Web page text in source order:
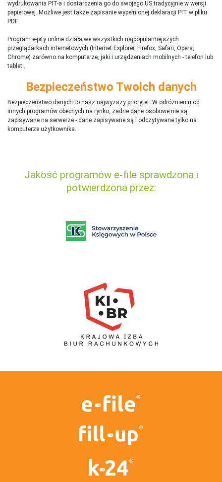
wydrukowania PIT-a i dostarczenia go do swojego US tradycyjnie w wersji
papierowej. Możliwe jest także zapisanie wypełnionej deklaracji PIT w pliku
PDF.
Program e-pity online działa we wszystkich najpopularniejszych
przeglądarkach internetowych (Internet Explorer, Firefox, Safari, Opera,
Chrome) zarówno na komputerze, jaki i urządzeniach mobilnych - telefon lub
tablet..
Bezpieczeństwo Twoich danych
Bezpieczeństwo danych to nasz najwyższy priorytet. W odróżnieniu od
innych programów obecnych na rynku, żadne dane osobowe nie są
zapisywane na serwerze - dane zapisywane są i odczytywane tylko na
komputerze użytkownika.
Jakość programów e-file sprawdzona i
potwierdzona przez: